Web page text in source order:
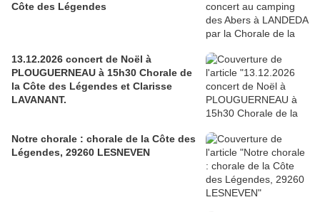
Côte des Légendes
13.12.2026 concert de Noël à
PLOUGUERNEAU à 15h30 Chorale de
la Côte des Légendes et Clarisse
LAVANANT.
Notre chorale : chorale de la Côte des
Légendes, 29260 LESNEVEN